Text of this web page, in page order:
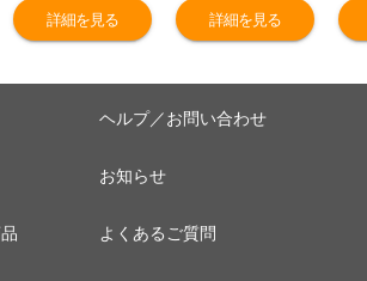
誕生日プレゼン
ト 母親 父親 お
海鮮 人気 おすす
手土産に 便利 海
詳細を見る
送料無料 ウナギ
蒲焼き 食品 ギフ
ント 母親 父親
お取り寄せ グル
メ 海鮮 人気 お
詳細を見る
誕
ト
海
ヘルプ／お問い合わせ
お知らせ
よくあるご質問